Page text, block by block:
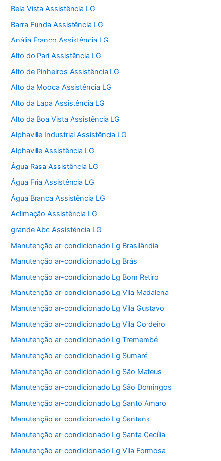
Bela Vista Assistência LG
Barra Funda Assistência LG
Anália Franco Assistência LG
Alto do Pari Assistência LG
Alto de Pinheiros Assistência LG
Alto da Mooca Assistência LG
Alto da Lapa Assistência LG
Alto da Boa Vista Assistência LG
Alphaville Industrial Assistência LG
Alphaville Assistência LG
Água Rasa Assistência LG
Água Fria Assistência LG
Água Branca Assistência LG
Aclimação Assistência LG
grande Abc Assistência LG
Manutenção ar-condicionado Lg Brasilândia
Manutenção ar-condicionado Lg Brás
Manutenção ar-condicionado Lg Bom Retiro
Manutenção ar-condicionado Lg Vila Madalena
Manutenção ar-condicionado Lg Vila Gustavo
Manutenção ar-condicionado Lg Vila Cordeiro
Manutenção ar-condicionado Lg Tremembé
Manutenção ar-condicionado Lg Sumaré
Manutenção ar-condicionado Lg São Mateus
Manutenção ar-condicionado Lg São Domingos
Manutenção ar-condicionado Lg Santo Amaro
Manutenção ar-condicionado Lg Santana
Manutenção ar-condicionado Lg Santa Cecília
Manutenção ar-condicionado Lg Vila Formosa